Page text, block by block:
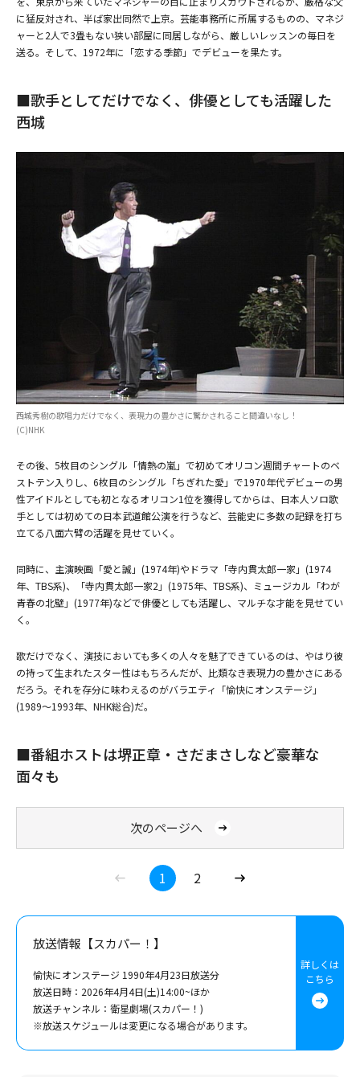
に猛反対され、半ば家出同然で上京。芸能事務所に所属するものの、マネジ
ャーと2人で3畳もない狭い部屋に同居しながら、厳しいレッスンの毎日を
送る。そして、1972年に「恋する季節」でデビューを果たす。
■歌手としてだけでなく、俳優としても活躍した
西城
西城秀樹の歌唱力だけでなく、表現力の豊かさに驚かされること間違いなし！
(C)NHK
その後、5枚目のシングル「情熱の嵐」で初めてオリコン週間チャートのベ
ストテン入りし、6枚目のシングル「ちぎれた愛」で1970年代デビューの男
性アイドルとしても初となるオリコン1位を獲得してからは、日本人ソロ歌
手としては初めての日本武道館公演を行うなど、芸能史に多数の記録を打ち
立てる八面六臂の活躍を見せていく。
同時に、主演映画「愛と誠」(1974年)やドラマ「寺内貫太郎一家」(1974
年、TBS系)、「寺内貫太郎一家2」(1975年、TBS系)、ミュージカル「わが
青春の北壁」(1977年)などで俳優としても活躍し、マルチな才能を見せてい
く。
歌だけでなく、演技においても多くの人々を魅了できているのは、やはり彼
の持って生まれたスター性はもちろんだが、比類なき表現力の豊かさにある
だろう。それを存分に味わえるのがバラエティ「愉快にオンステージ」
(1989～1993年、NHK総合)だ。
■番組ホストは堺正章・さだまさしなど豪華な
面々も
(C)NHK
次のページへ
1 2
放送情報【スカパー！】
愉快にオンステージ 1990年4月23日放送分
放送日時：2026年4月4日(土)14:00~ほか
放送チャンネル：衛星劇場(スカパー！)
※放送スケジュールは変更になる場合があります。
詳しくは
こちら